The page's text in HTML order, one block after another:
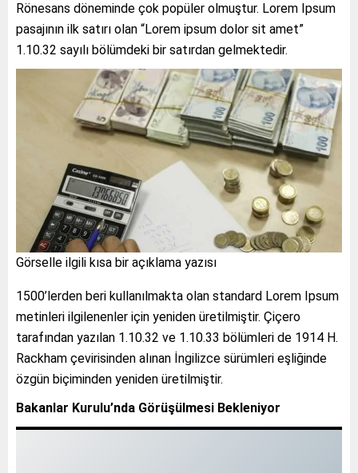
Rönesans döneminde çok popüler olmuştur. Lorem Ipsum
pasajının ilk satırı olan “Lorem ipsum dolor sit amet”
1.10.32 sayılı bölümdeki bir satırdan gelmektedir.
Görselle ilgili kısa bir açıklama yazısı
1500’lerden beri kullanılmakta olan standard Lorem Ipsum
metinleri ilgilenenler için yeniden üretilmiştir. Çiçero
tarafından yazılan 1.10.32 ve 1.10.33 bölümleri de 1914 H.
Rackham çevirisinden alınan İngilizce sürümleri eşliğinde
özgün biçiminden yeniden üretilmiştir.
Bakanlar Kurulu’nda Görüşülmesi Bekleniyor